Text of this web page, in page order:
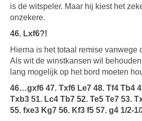
is de witspeler. Maar hij kiest het
onzekere.
46. Lxf6?!
Hierna is het totaal remise vanwege
Als wit de winstkansen wil
lang mogelijk op het bord moeten
46…gxf6 47. Txf6 Le7 48. Tf4 Tb4
Txb3 51. Lc4 Tb7 52. Te5 Te7 53.
55. fxe3 Kg7 56. Kf3 f5 57. g4 1/2-1/